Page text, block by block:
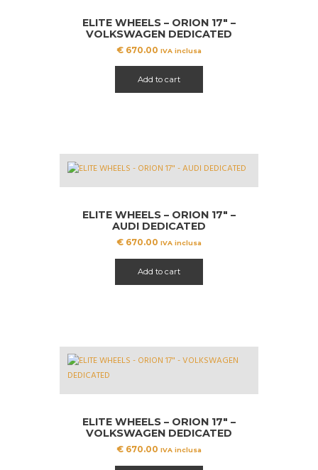
ELITE WHEELS – ORION 17″ –
VOLKSWAGEN DEDICATED
€ 670.00 IVA inclusa
Add to cart
ELITE WHEELS – ORION 17″ –
AUDI DEDICATED
€ 670.00 IVA inclusa
Add to cart
ELITE WHEELS – ORION 17″ –
VOLKSWAGEN DEDICATED
€ 670.00 IVA inclusa